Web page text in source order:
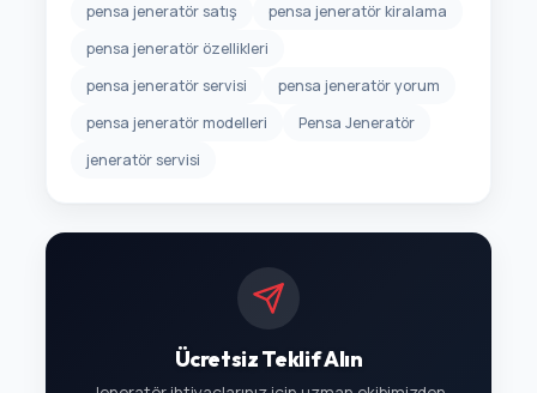
pensa jeneratör satış
pensa jeneratör kiralama
pensa jeneratör özellikleri
pensa jeneratör servisi
pensa jeneratör yorum
pensa jeneratör modelleri
Pensa Jeneratör
jeneratör servisi
Ücretsiz Teklif Alın